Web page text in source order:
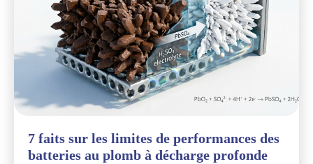
7 faits sur les limites de performances des
batteries au plomb à décharge profonde